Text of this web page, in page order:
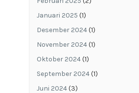
Januari 2025 (1)
Desember 2024(1)
November 2024(1)
Oktober 2024(1)
September 2024(1)
Juni 2024(3)